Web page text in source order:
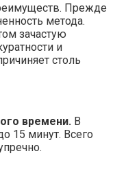
Прежде
метода.
зачастую
и
столь
времени. В
15 минут. Всего